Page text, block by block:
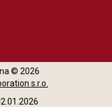
© 2026
s.r.o.